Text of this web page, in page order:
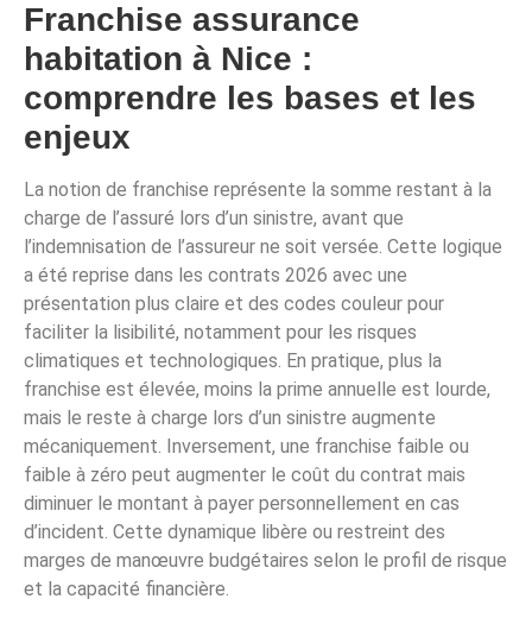
Franchise assurance
habitation à Nice :
comprendre les bases et les
enjeux
La notion de franchise représente la somme restant à la
charge de l’assuré lors d’un sinistre, avant que
l’indemnisation de l’assureur ne soit versée. Cette logique
a été reprise dans les contrats 2026 avec une
présentation plus claire et des codes couleur pour
faciliter la lisibilité, notamment pour les risques
climatiques et technologiques. En pratique, plus la
franchise est élevée, moins la prime annuelle est lourde,
mais le reste à charge lors d’un sinistre augmente
mécaniquement. Inversement, une franchise faible ou
faible à zéro peut augmenter le coût du contrat mais
diminuer le montant à payer personnellement en cas
d’incident. Cette dynamique libère ou restreint des
marges de manœuvre budgétaires selon le profil de risque
et la capacité financière.